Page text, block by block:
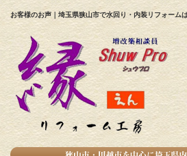
お客様のお声｜埼玉県狭山市で水回り・内装リフォーム